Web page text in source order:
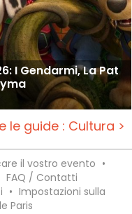
I Gendarmi, La Pat
le guide : Cultura >
il vostro evento •
FAQ / Contatti
• Impostazioni sulla
Paris